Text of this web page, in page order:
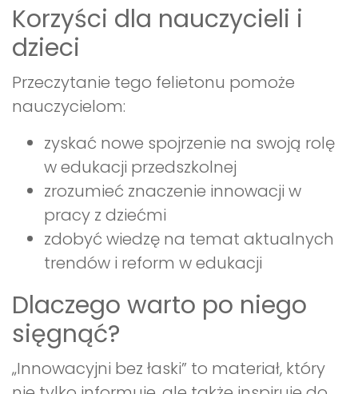
Korzyści dla nauczycieli i
dzieci
Przeczytanie tego felietonu pomoże
nauczycielom:
zyskać nowe spojrzenie na swoją rolę
w edukacji przedszkolnej
zrozumieć znaczenie innowacji w
pracy z dziećmi
zdobyć wiedzę na temat aktualnych
trendów i reform w edukacji
Dlaczego warto po niego
sięgnąć?
„Innowacyjni bez łaski” to materiał, który